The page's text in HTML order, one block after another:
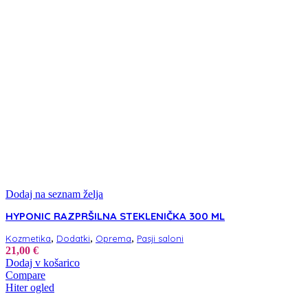
Dodaj na seznam želja
HYPONIC RAZPRŠILNA STEKLENIČKA 300 ML
Kozmetika, Dodatki, Oprema, Pasji saloni
21,00 €
Dodaj v košarico
Compare
Hiter ogled